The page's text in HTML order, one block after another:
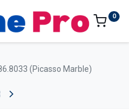
0
(Picasso Marble)